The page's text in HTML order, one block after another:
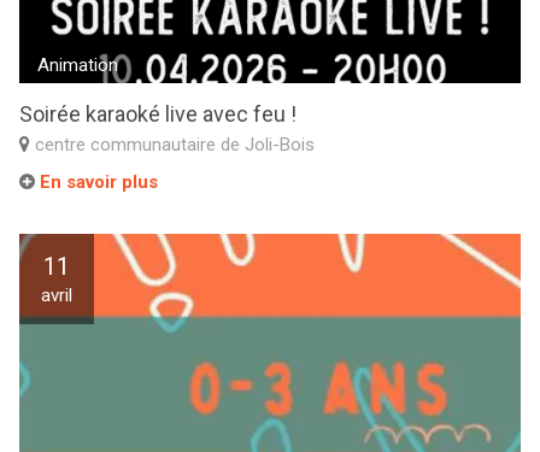
Animation
Soirée karaoké live avec feu !
centre communautaire de Joli-Bois
En savoir plus
11
avril